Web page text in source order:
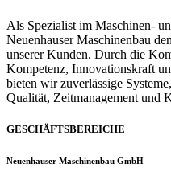
Als Spezialist im Maschinen-
Neuenhauser Maschinenbau
unserer Kunden. Durch die
Kompetenz, Innovationskraft
bieten wir zuverlässige
Qualität, Zeitmanagement und
GESCHÄFTSBEREICHE
Neuenhauser Maschinenbau GmbH